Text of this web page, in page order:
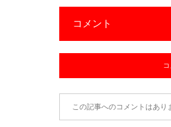
コメント
この記事へのコメントはあり